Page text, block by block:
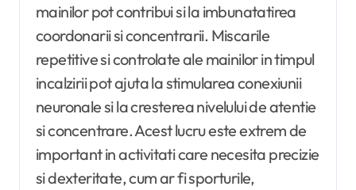
mainilor pot contribui si la imbunatatirea
coordonarii si concentrarii. Miscarile
repetitive si controlate ale mainilor in timpul
incalzirii pot ajuta la stimularea conexiunii
neuronale si la cresterea nivelului de atentie
si concentrare. Acest lucru este extrem de
important in activitati care necesita precizie
si dexteritate, cum ar fi sporturile,